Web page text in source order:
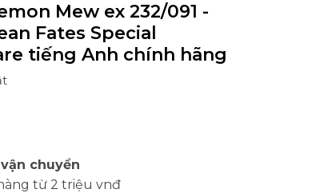
Mew ex 232/091 -
Fates Special
tiếng Anh chính hãng
chuyển
từ 2 triệu vnđ